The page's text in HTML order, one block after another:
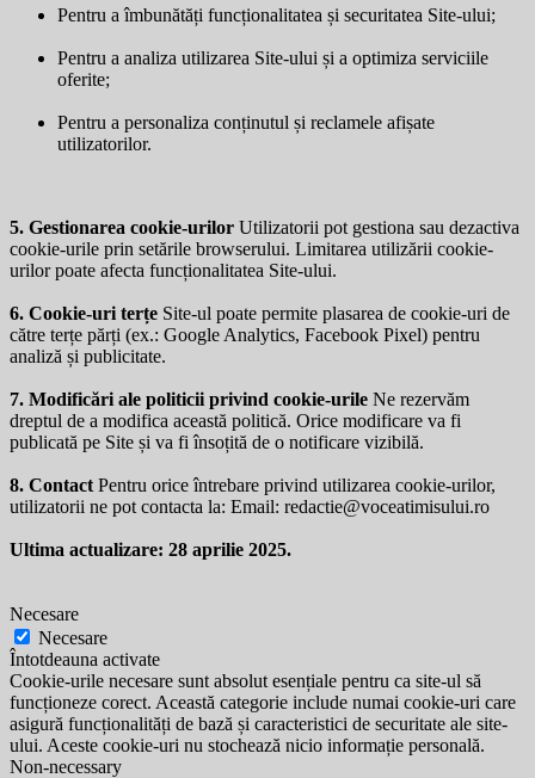
Pentru a îmbunătăți funcționalitatea și securitatea Site-ului;
Pentru a analiza utilizarea Site-ului și a optimiza serviciile
oferite;
Pentru a personaliza conținutul și reclamele afișate
utilizatorilor.
5. Gestionarea cookie-urilor Utilizatorii pot gestiona sau dezactiva
cookie-urile prin setările browserului. Limitarea utilizării cookie-
urilor poate afecta funcționalitatea Site-ului.
6. Cookie-uri terțe Site-ul poate permite plasarea de cookie-uri de
către terțe părți (ex.: Google Analytics, Facebook Pixel) pentru
analiză și publicitate.
7. Modificări ale politicii privind cookie-urile Ne rezervăm
dreptul de a modifica această politică. Orice modificare va fi
publicată pe Site și va fi însoțită de o notificare vizibilă.
8. Contact Pentru orice întrebare privind utilizarea cookie-urilor,
utilizatorii ne pot contacta la: Email: redactie@voceatimisului.ro
Ultima actualizare: 28 aprilie 2025.
Necesare
Necesare
Întotdeauna activate
Cookie-urile necesare sunt absolut esențiale pentru ca site-ul să
funcționeze corect. Această categorie include numai cookie-uri care
asigură funcționalități de bază și caracteristici de securitate ale site-
ului. Aceste cookie-uri nu stochează nicio informație personală.
Non-necessary